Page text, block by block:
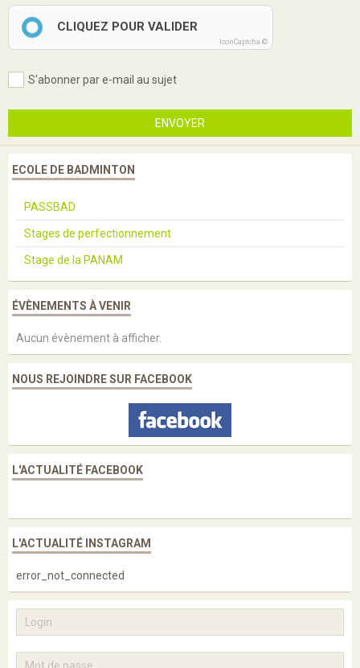
CLIQUEZ POUR VALIDER
IconCaptcha ©
S'abonner par e-mail au sujet
ENVOYER
ECOLE DE BADMINTON
PASSBAD
Stages de perfectionnement
Stage de la PANAM
ÉVÈNEMENTS À VENIR
Aucun évènement à afficher.
NOUS REJOINDRE SUR FACEBOOK
L'ACTUALITÉ FACEBOOK
L'ACTUALITÉ INSTAGRAM
error_not_connected